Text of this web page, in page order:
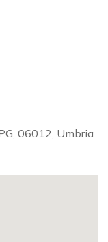
06012, Umbria